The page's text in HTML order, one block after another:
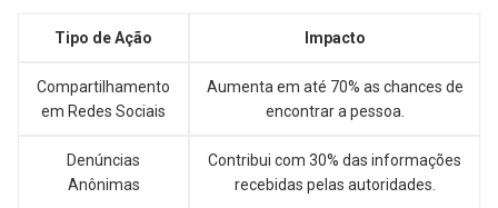
Tipo de Ação Impacto
Compartilhamento
em Redes Sociais
Aumenta em até 70% as chances de
encontrar a pessoa.
Denúncias
Anônimas
Contribui com 30% das informações
recebidas pelas autoridades.